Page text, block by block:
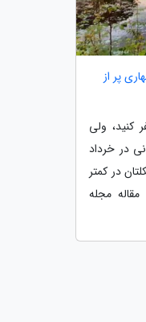
پر از
کنید، ولی
در خرداد
در کمتر
مجله